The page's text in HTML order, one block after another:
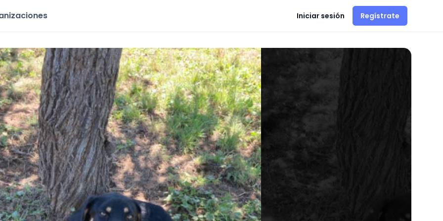
Iniciar sesión Regístrate